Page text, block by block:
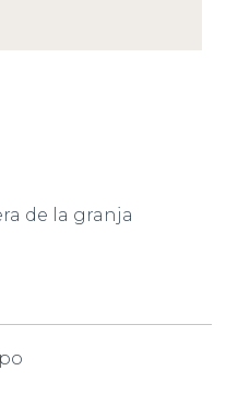
de la granja